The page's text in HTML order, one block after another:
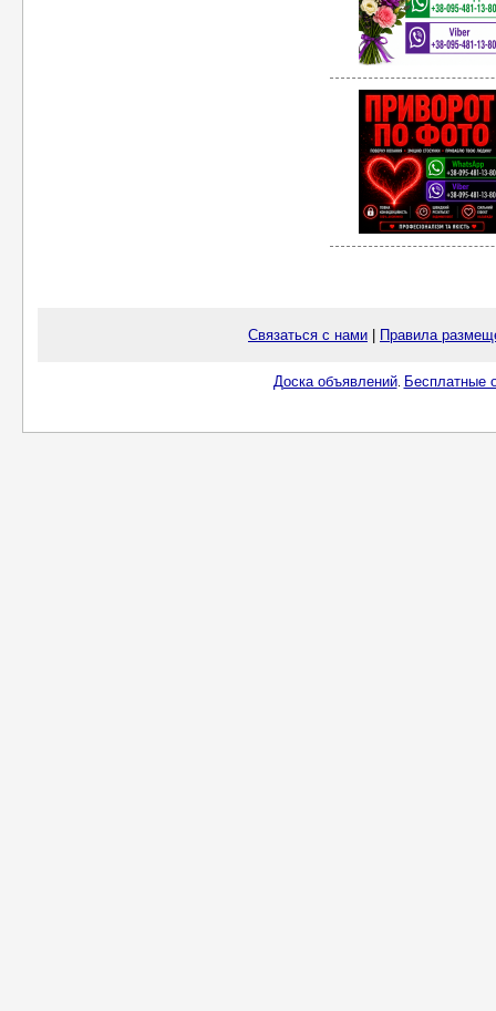
Связаться с нами Правила
Доска объявлений. Бесплатные